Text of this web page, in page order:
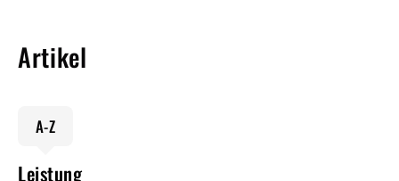
Artikel
A-Z
Leistung